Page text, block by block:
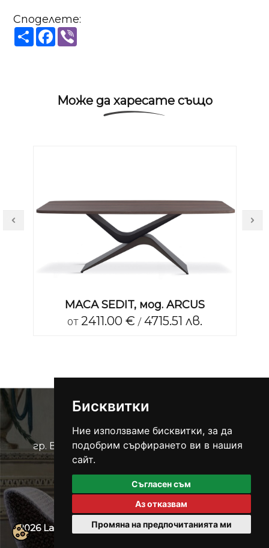
Бисквитки
Ние използваме бисквитки, за да
подобрим сърфирането ви в нашия
сайт.
Съгласен съм
Аз отказвам
Промяна на предпочитанията ми
Споделете:
ShareFacebook
Viber
Може да харесате също
МАСА SEDIT, мод. ARCUS
от 2411.00 € /4715.51 лв.
гр. Варна, бул. “Цар Освободител” №164
0894 426 910
showroom@lacasabg.com
2026 La Casa , Всички права запазени.Защита на